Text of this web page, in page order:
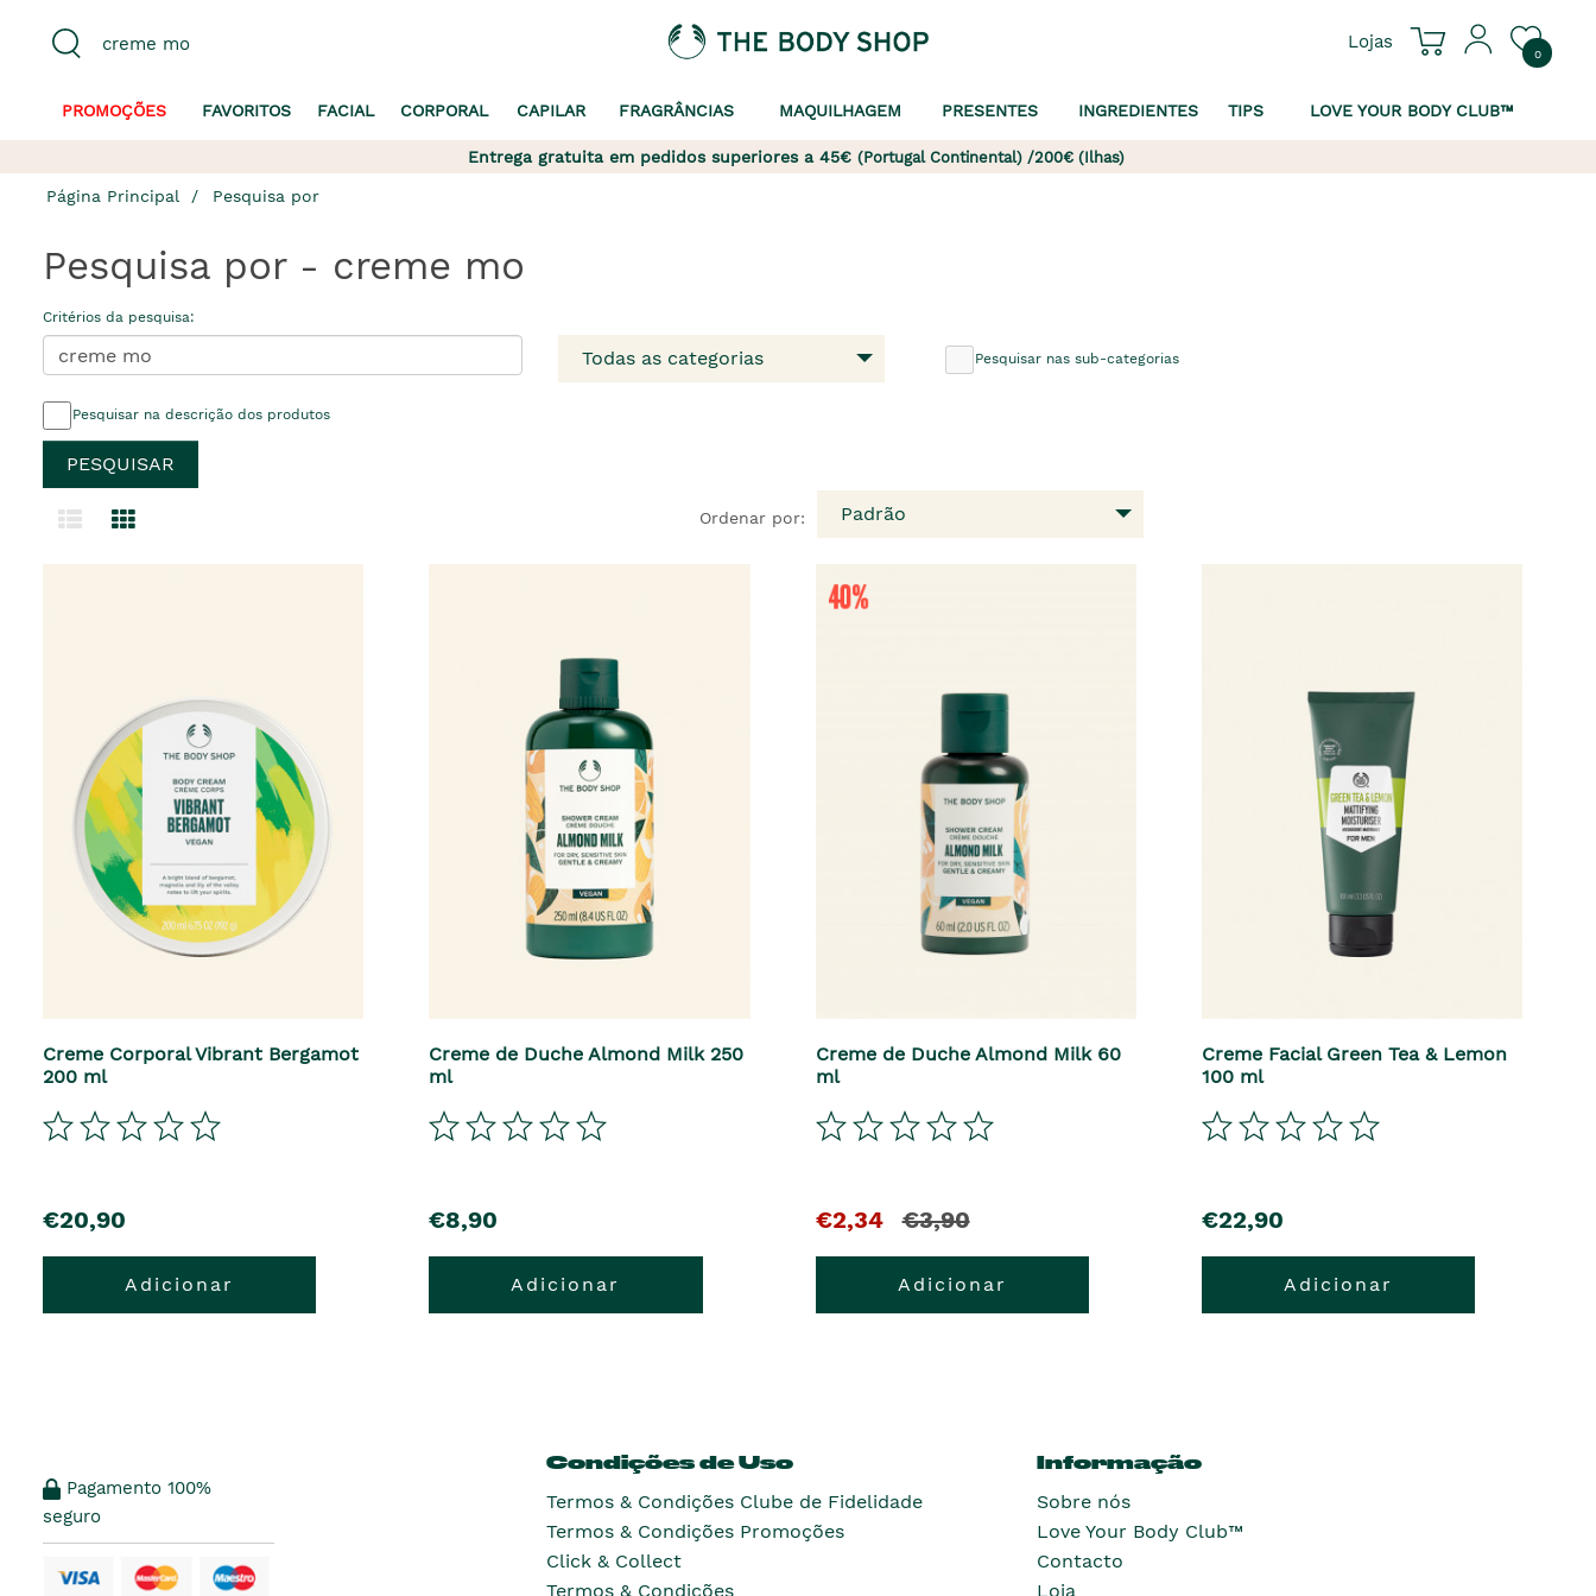
Lojas
0
PROMOÇÕES FAVORITOS FACIAL CORPORAL CAPILAR FRAGRÂNCIAS MAQUILHAGEM PRESENTES INGREDIENTES TIPS LOVE YOUR BODY CLUB™
Entrega gratuita em pedidos superiores a 45€ (Portugal Continental) /200€ (Ilhas)
Página Principal Pesquisa por
Pesquisa por - creme mo
Critérios da pesquisa:
Todas as categorias Pesquisar nas sub-categorias
Pesquisar na descrição dos produtos
Ordenar por: Padrão
Creme Corporal Vibrant Bergamot
200 ml
€20,90
Adicionar
Creme de Duche Almond Milk 250
ml
€8,90
Adicionar
Creme de Duche Almond Milk 60
ml
€2,34 €3,90
Adicionar
Creme Facial Green Tea & Lemon
100 ml
€22,90
Adicionar
Pagamento 100%
seguro
Condições de Uso
Termos & Condições Clube de Fidelidade
Termos & Condições Promoções
Click & Collect
Termos & Condições
Informação
Sobre nós
Love Your Body Club™
Contacto
Loja